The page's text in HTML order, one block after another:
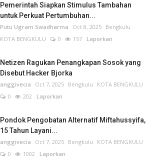
Pemerintah Siapkan Stimulus Tambahan
untuk Perkuat Pertumbuhan...
Putu Ugram Swadharma Oct 8, 2025 Bengkulu
KOTA BENGKULU
0 157 Laporkan
Netizen Ragukan Penangkapan Sosok yang
Disebut Hacker Bjorka
anggivecia Oct 7, 2025 Bengkulu
KOTA BENGKULU
0
202 Laporkan
Pondok Pengobatan Alternatif Miftahussyifa,
15 Tahun Layani...
anggivecia Oct 7, 2025 Bengkulu
KOTA BENGKULU
0
1002 Laporkan